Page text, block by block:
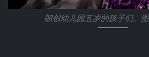
朗创幼儿园五岁的孩子们。